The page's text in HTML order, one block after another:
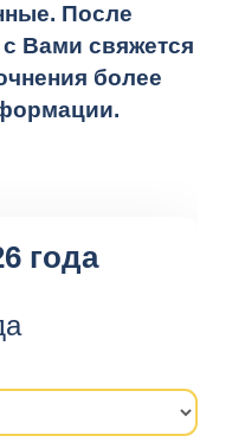
После
Вами свяжется
более
года